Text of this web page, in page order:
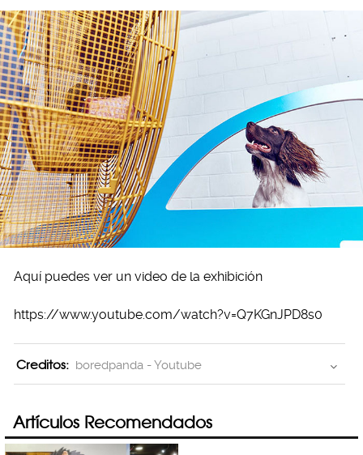
Aquí puedes ver un video de la exhibición
https://www.youtube.com/watch?v=Q7KGnJPD8s0
Creditos: boredpanda - Youtube
Artículos Recomendados